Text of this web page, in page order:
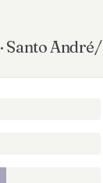
Santo André/